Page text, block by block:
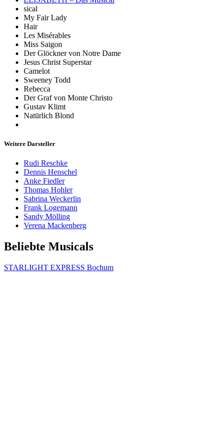
sical
My Fair Lady
Hair
Les Misérables
Miss Saigon
Der Glöckner von Notre Dame
Jesus Christ Superstar
Camelot
Sweeney Todd
Rebecca
Der Graf von Monte Christo
Gustav Klimt
Natūrlich Blond
Weitere Darsteller
Rudi Reschke
Dennis Henschel
Anke Fiedler
Thomas Hohler
Sabrina Weckerlin
Frank Logemann
Sandy Mölling
Verena Mackenberg
Beliebte Musicals
STARLIGHT EXPRESS Bochum